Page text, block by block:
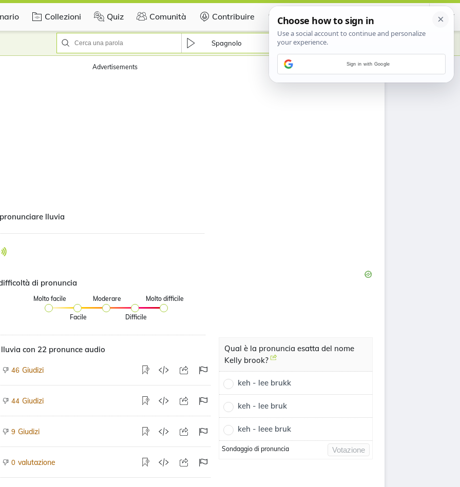
Collezioni Quiz Comunità Contribuire Certificate
Spagnolo
Advertisements
lluvia
di pronuncia
Molto facile
Facile
Moderare
Difficile
Molto difficile
con 22 pronunce audio
46 Giudizi
44 Giudizi
9 Giudizi
0 valutazione
Qual è la pronuncia esatta del nome
Kelly brook?
keh - lee brukk
keh - lee bruk
keh - leee bruk
Sondaggio di pronuncia Votazione
Sign in with Google